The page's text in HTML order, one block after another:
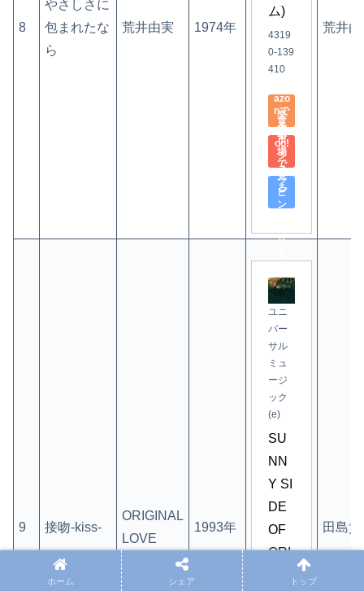
8
やさしさに
包まれたな
ら
荒井由実 1974年
ム)
4319
0-139
410
azo
nで
見
る
楽
天
市
場
で
見
る
Yah
oo!
シ
ョ
ッ
ピ
ン
見
荒井
9 接吻-kiss-
ORIGINAL
LOVE
1993年
ユニ
バー
サル
ミュ
ージ
ック
(e)
SU
NN
Y SI
DE
OF
ORI
田島
ホーム シェア トップ